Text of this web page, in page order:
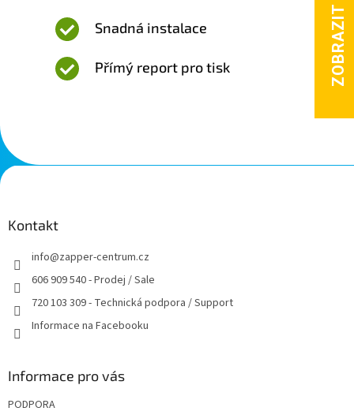
Snadná instalace
Přímý report pro tisk
Z
á
Kontakt
info@zapper-centrum.cz
606 909 540 - Prodej / Sale
720 103 309 - Technická podpora / Support
Informace na Facebooku
Informace pro vás
PODPORA